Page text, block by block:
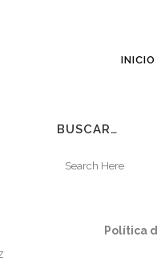
INICIO
BUSCAR…
Política